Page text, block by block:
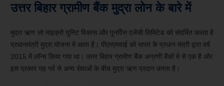
उत्तर बिहार ग्रामीण बैंक मुद्रा लोन के बारे में
मुद्रा ऋण जो माइक्रो यूनिट विकास और पुनर्वित्त एजेंसी लिमिटेड को संदर्भित करता है
प्रधानमंत्री मुद्रा योजना में आता है। पीएमएमवाई को भारत के प्रधान मंत्री द्वारा वर्ष
2015 में लॉन्च किया गया था। उत्तर बिहार ग्रामीण बैंक अग्रणी बैंकों में से एक है और
इस प्रकार यह गर्व से अन्य सेवाओं के बीच मुद्रा ऋण प्रदान करता है।